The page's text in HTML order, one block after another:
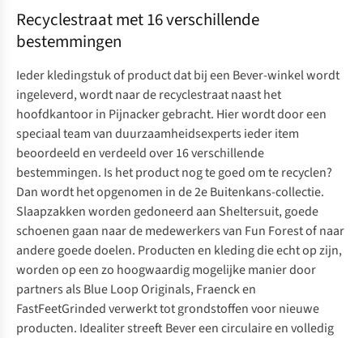
Recyclestraat met 16 verschillende
bestemmingen
Ieder kledingstuk of product dat bij een Bever-winkel wordt
ingeleverd, wordt naar de recyclestraat naast het
hoofdkantoor in Pijnacker gebracht. Hier wordt door een
speciaal team van duurzaamheidsexperts ieder item
beoordeeld en verdeeld over 16 verschillende
bestemmingen. Is het product nog te goed om te recyclen?
Dan wordt het opgenomen in de 2e Buitenkans-collectie.
Slaapzakken worden gedoneerd aan Sheltersuit, goede
schoenen gaan naar de medewerkers van Fun Forest of naar
andere goede doelen. Producten en kleding die echt op zijn,
worden op een zo hoogwaardig mogelijke manier door
partners als Blue Loop Originals,Fraencken
FastFeetGrindedverwerkt tot grondstoffen voor nieuwe
producten. Idealiter streeft Bever een circulaire en volledig